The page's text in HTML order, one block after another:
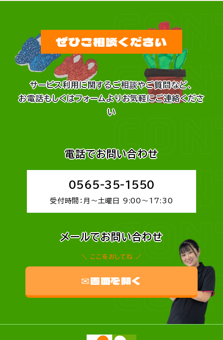
ぜひご相談ください
サービス利用に関するご相談やご質問など、
お電話もしくはフォームよりお気軽にご連絡くださ
い
電話でお問い合わせ
0565-35-1550
受付時間：月～土曜日 9:00～17:30
メールでお問い合わせ
ここをおしてね
✉画面を開く